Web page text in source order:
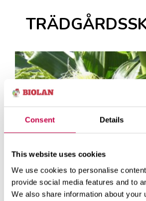
Consent Details
This website uses cookies
We use cookies to personalise
provide social media features and to
We also share information about your
MAJS